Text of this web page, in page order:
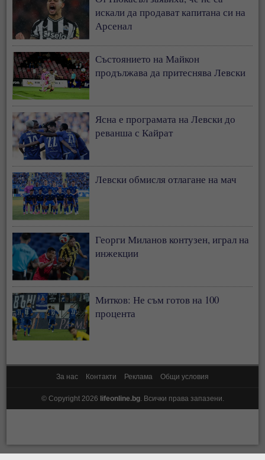
искали да продават капитана си на
Арсенал
Състоянието на Майкон
продължава да притеснява Левски
Ясна е програмата на Левски до
реванша с Кайрат
Левски обмисля отлагане на мач
Георги Миланов контузен, играл на
инжекции
Митков: Не съм готов на 100
процента
За нас Контакти Реклама Общи условия
© Copyright 2026 lifeonline.bg. Всички права запазени.